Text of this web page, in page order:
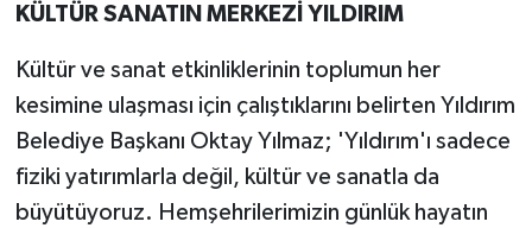
KÜLTÜR SANATIN MERKEZİ YILDIRIM
Kültür ve sanat etkinliklerinin toplumun her
kesimine ulaşması için çalıştıklarını belirten Yıldırım
Belediye Başkanı Oktay Yılmaz; 'Yıldırım'ı sadece
fiziki yatırımlarla değil, kültür ve sanatla da
büyütüyoruz. Hemşehrilerimizin günlük hayatın